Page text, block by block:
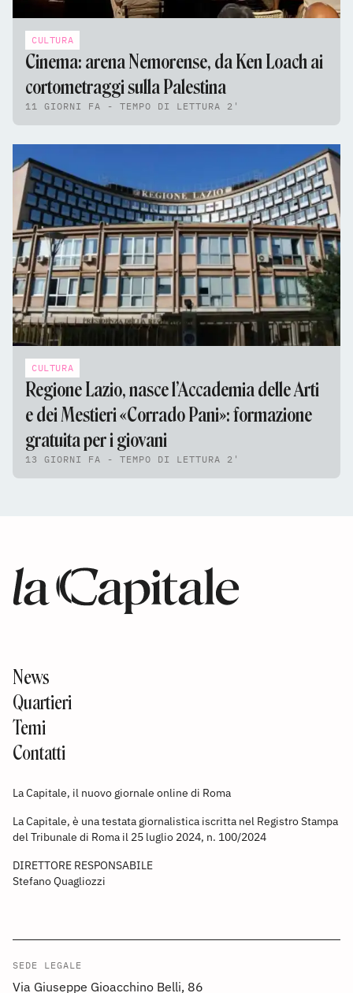
CULTURA
Cinema: arena Nemorense, da Ken Loach ai
cortometraggi sulla Palestina
11 GIORNI FA - TEMPO DI LETTURA 2'
CULTURA
Regione Lazio, nasce l’Accademia delle Arti
e dei Mestieri «Corrado Pani»: formazione
gratuita per i giovani
13 GIORNI FA - TEMPO DI LETTURA 2'
News
Quartieri
Temi
Contatti
La Capitale, il nuovo giornale online di Roma
La Capitale, è una testata giornalistica iscritta nel Registro Stampa
del Tribunale di Roma il 25 luglio 2024, n. 100/2024
DIRETTORE RESPONSABILE
Stefano Quagliozzi
SEDE LEGALE
Via Giuseppe Gioacchino Belli, 86